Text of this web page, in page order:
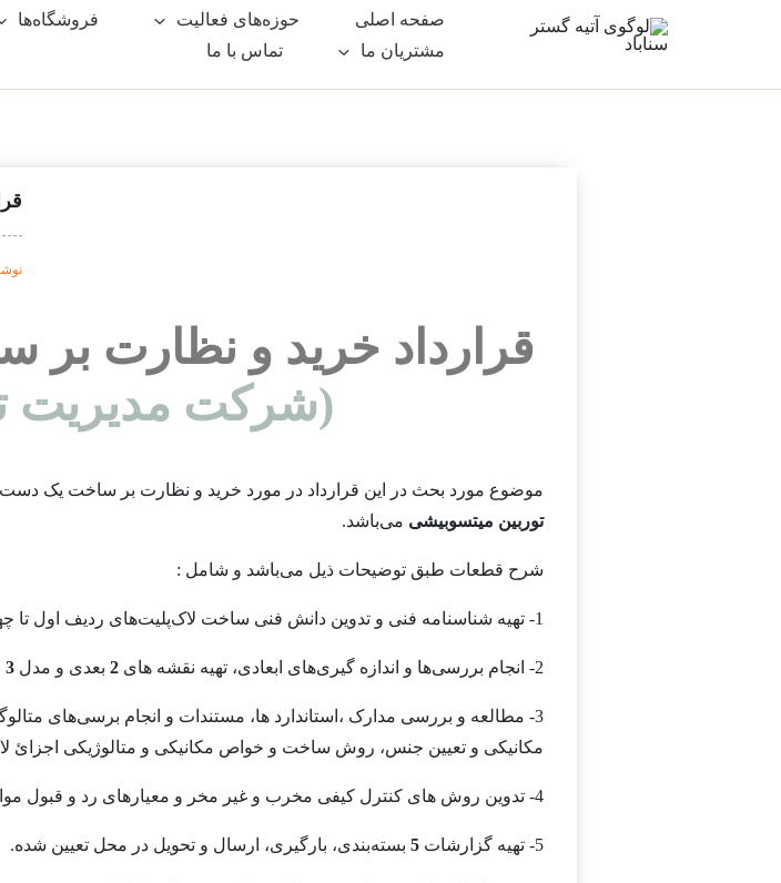
صفحه اصلی حوزه‌های فعالیت فروشگاه‌ها
مشتریان ما
تماس با ما
نوشته
قرارداد خرید و نظارت
(شرکت مدیریت
موضوع مورد بحث در این قرارداد در مورد خرید و نظارت بر ساخت یک دست
توربین میتسوبیشی می‌باشد.
شرح قطعات طبق توضیحات ذیل می‌باشد و شامل :
1- تهیه شناسنامه فنی و تدوین دانش فنی ساخت لاک‌پلیت‌های ردیف اول تا چهارم توربین میتسوبیشی.
2- انجام بررسی‌ها و اندازه گیری‌های ابعادی، تهیه نقشه های 2 بعدی و مدل 3
3- مطالعه و بررسی مدارک ،استاندارد ها، مستندات و انجام برسی‌های
مکانیکی و تعیین جنس، روش ساخت و خواص مکانیکی و متالوژیکی اجزائ
4- تدوین روش های کنترل کیفی مخرب و غیر مخر و معیار‌های رد و قبول مواد اولیه.
5- تهیه گزارشات 5 بسته‌بندی، بارگیری، ارسال و تحویل در محل تعیین شده.